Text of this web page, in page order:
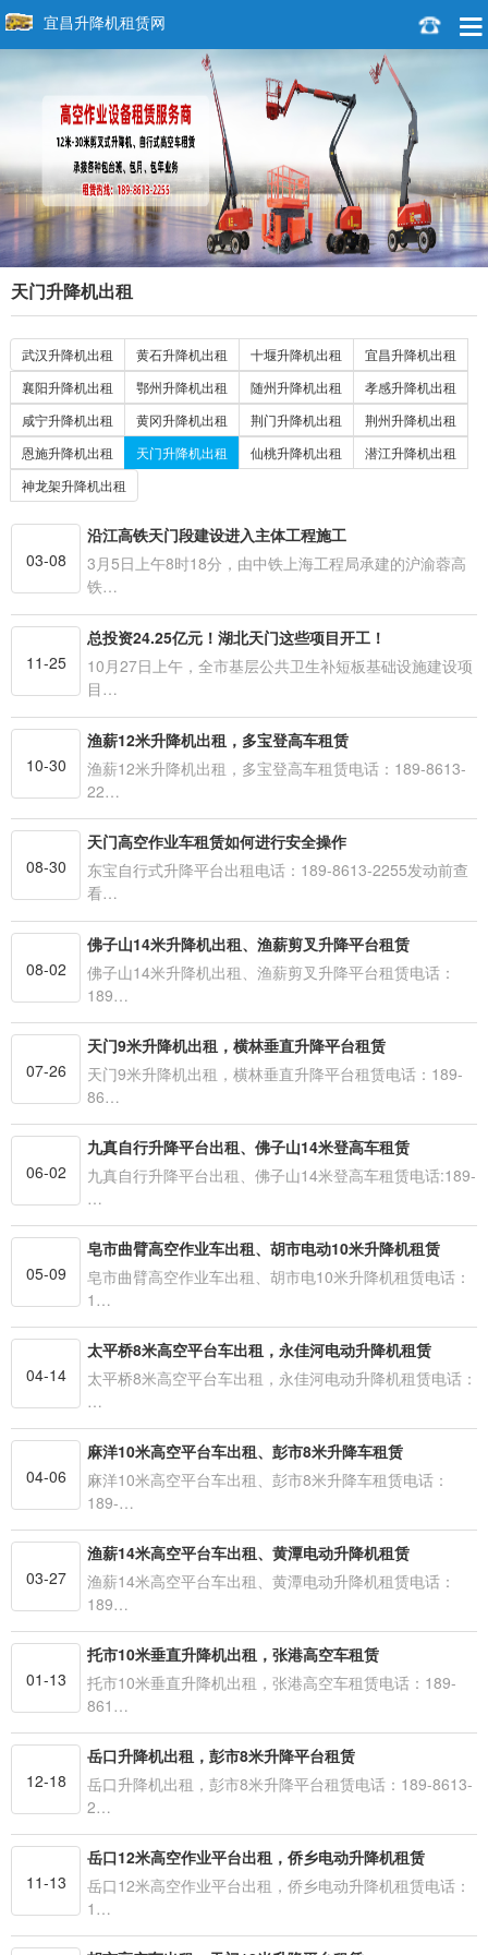
宜昌升降机租赁网
天门升降机出租
武汉升降机出租 黄石升降机出租 十堰升降机出租
宜昌升降机出租
襄阳升降机出租
鄂州升降机出租 随州升降机出租
孝感升降机出租
咸宁升降机出租
黄冈升降机出租 荆门升降机出租
荆州升降机出租
恩施升降机出租
天门升降机出租 仙桃升降机出租
潜江升降机出租
神龙架升降机出租
03-08
沿江高铁天门段建设进入主体工程施工
3月5日上午8时18分，由中铁上海工程局承建的沪渝蓉高
铁…
11-25
总投资24.25亿元！湖北天门这些项目开工！
10月27日上午，全市基层公共卫生补短板基础设施建设项
目…
10-30
渔薪12米升降机出租，多宝登高车租赁
渔薪12米升降机出租，多宝登高车租赁电话：189-8613-
22…
08-30
天门高空作业车租赁如何进行安全操作
东宝自行式升降平台出租电话：189-8613-2255发动前查
看…
08-02
佛子山14米升降机出租、渔薪剪叉升降平台租赁
佛子山14米升降机出租、渔薪剪叉升降平台租赁电话：
189…
07-26
天门9米升降机出租，横林垂直升降平台租赁
天门9米升降机出租，横林垂直升降平台租赁电话：189-
86…
06-02
九真自行升降平台出租、佛子山14米登高车租赁
九真自行升降平台出租、佛子山14米登高车租赁电话:189-
…
05-09
皂市曲臂高空作业车出租、胡市电动10米升降机租赁
皂市曲臂高空作业车出租、胡市电10米升降机租赁电话：
1…
04-14
太平桥8米高空平台车出租，永佳河电动升降机租赁
太平桥8米高空平台车出租，永佳河电动升降机租赁电话：
…
04-06
麻洋10米高空平台车出租、彭市8米升降车租赁
麻洋10米高空平台车出租、彭市8米升降车租赁电话：
189-…
03-27
渔薪14米高空平台车出租、黄潭电动升降机租赁
渔薪14米高空平台车出租、黄潭电动升降机租赁电话：
189…
01-13
托市10米垂直升降机出租，张港高空车租赁
托市10米垂直升降机出租，张港高空车租赁电话：189-
861…
12-18
岳口升降机出租，彭市8米升降平台租赁
岳口升降机出租，彭市8米升降平台租赁电话：189-8613-
2…
11-13
岳口12米高空作业平台出租，侨乡电动升降机租赁
岳口12米高空作业平台出租，侨乡电动升降机租赁电话：
1…